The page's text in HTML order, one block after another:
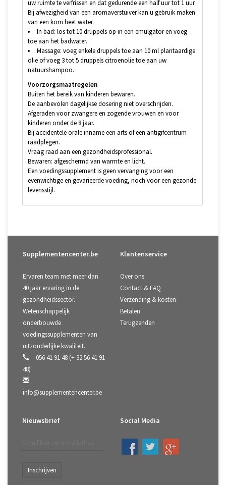
uw ruimte te verfrissen en dat gedurende een half uur tot 1 uur.
Bij afwezigheid van een aromaverstuiver kan u gebruik maken
van een kom heet water.
In bad: los tot 10 druppels op in een emulgator en voeg
toe aan het badwater.
Massage: voeg enkele druppels toe aan 10 ml plantaardige
olie of voeg 3 tot 5 druppels citroenolie toe aan uw
natuurshampoo.
Voorzorgsmaatregelen
Buiten het bereik van kinderen bewaren.
De aanbevolen dagelijkse dosering niet overschrijden.
Afgeraden voor zwangere en zogende vrouwen en voor
kinderen onder de 8 jaar.
Bij accidentele orale inname een arts of een antigifcentrum
raadplegen.
Vraag raad aan een gezondheidsprofessional.
Bewaren: afgeschermd van warmte en licht.
Een voedingssupplement is geen vervanging voor een
evenwichtige en gevarieerde voeding, noch voor een gezonde
levensstijl.
Supplementencenter.be
Ervaren team met meer dan
40 jaar ervaring in de
gezondheidssector.
Wetenschappelijk
onderbouwde
voedingssupplementen van
uitzonderlijke kwaliteit.
056 41 91 48 (+ 32 56 41 91
48)
info@supplementencenter.be
Klantenservice
Over ons
Contact & FAQ
Verzending & kosten
Betalen
Terugzenden
Nieuwsbrief
Inschrijven
Social Media